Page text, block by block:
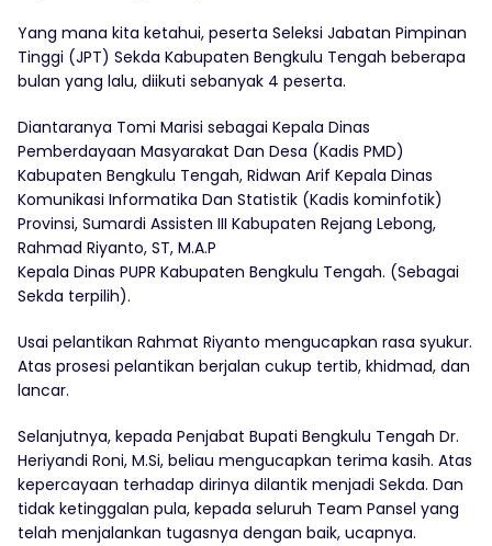
Yang mana kita ketahui, peserta Seleksi Jabatan Pimpinan
Tinggi (JPT) Sekda Kabupaten Bengkulu Tengah beberapa
bulan yang lalu, diikuti sebanyak 4 peserta.
Diantaranya Tomi Marisi sebagai Kepala Dinas
Pemberdayaan Masyarakat Dan Desa (Kadis PMD)
Kabupaten Bengkulu Tengah, Ridwan Arif Kepala Dinas
Komunikasi Informatika Dan Statistik (Kadis kominfotik)
Provinsi, Sumardi Assisten III Kabupaten Rejang Lebong,
Rahmad Riyanto, ST, M.A.P
Kepala Dinas PUPR Kabupaten Bengkulu Tengah. (Sebagai
Sekda terpilih).
Usai pelantikan Rahmat Riyanto mengucapkan rasa syukur.
Atas prosesi pelantikan berjalan cukup tertib, khidmad, dan
lancar.
Selanjutnya, kepada Penjabat Bupati Bengkulu Tengah Dr.
Heriyandi Roni, M.Si, beliau mengucapkan terima kasih. Atas
kepercayaan terhadap dirinya dilantik menjadi Sekda. Dan
tidak ketinggalan pula, kepada seluruh Team Pansel yang
telah menjalankan tugasnya dengan baik, ucapnya.